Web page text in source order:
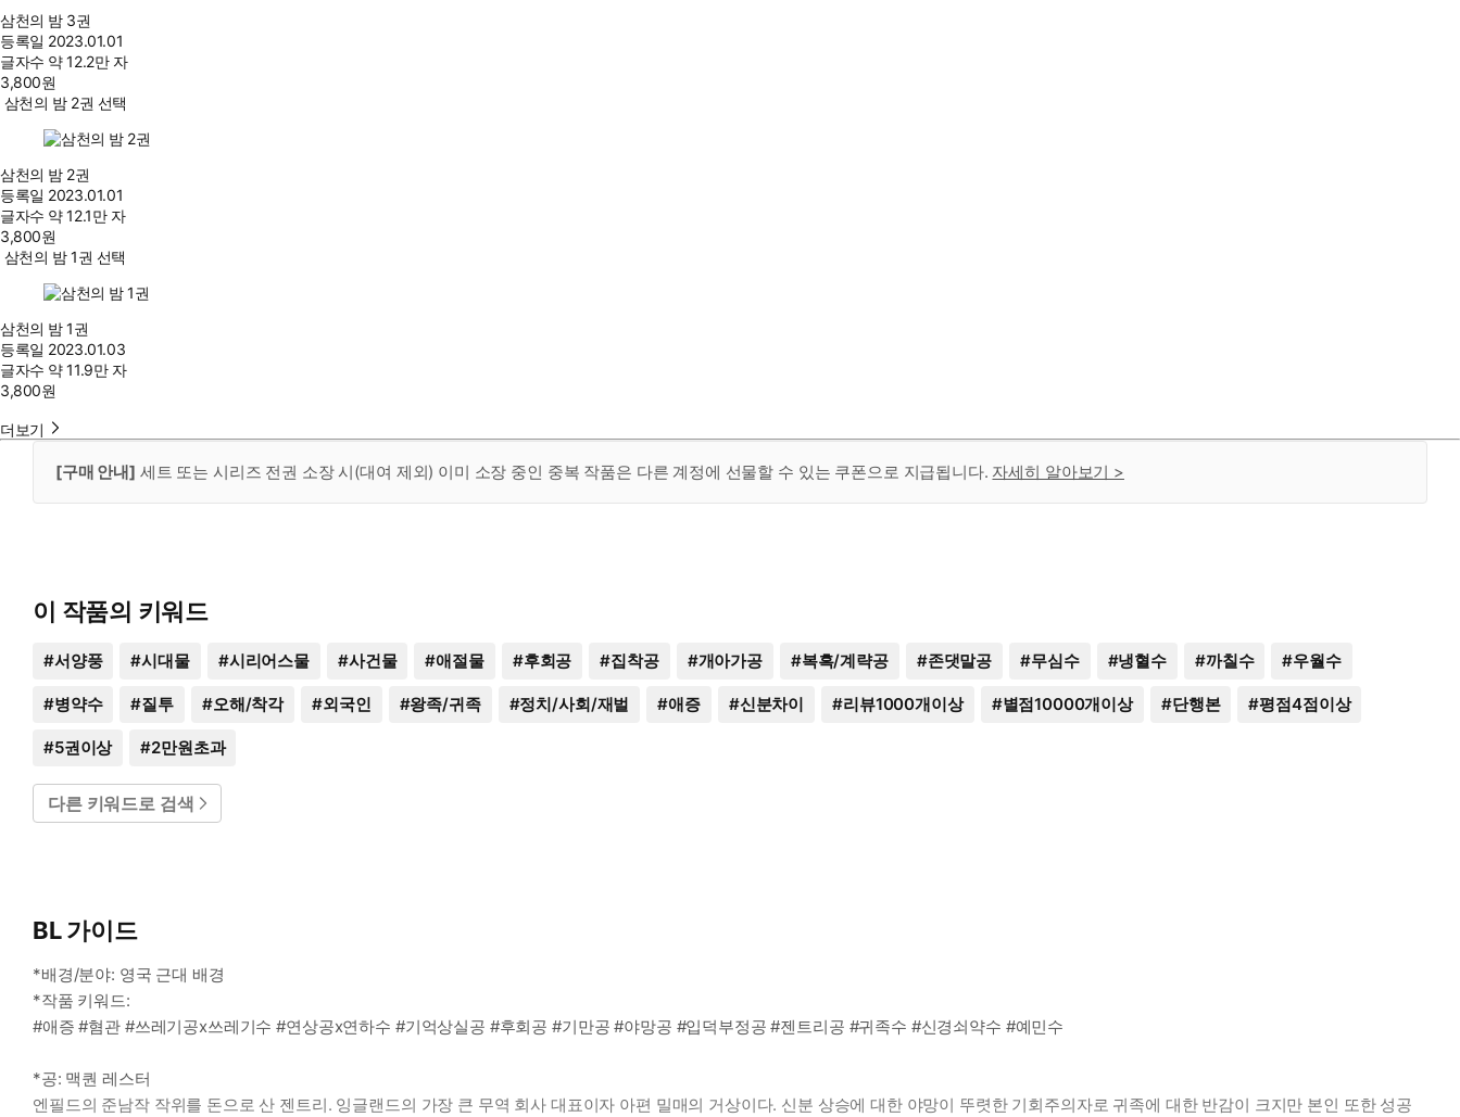
삼천의 밤 3권
등록일 2023.01.01
글자수 약 12.2만 자
3,800원
삼천의 밤 2권 선택
삼천의 밤 2권
등록일 2023.01.01
글자수 약 12.1만 자
3,800원
삼천의 밤 1권 선택
삼천의 밤 1권
등록일 2023.01.03
글자수 약 11.9만 자
3,800원
더보기
[구매 안내] 세트 또는 시리즈 전권 소장 시(대여 제외) 이미 소장 중인 중복 작품은 다른 계정에 선물할 수 있는 쿠폰으로 지급됩니다. 자세히 알아보기 >
이 작품의 키워드
#서양풍 #시대물 #시리어스물 #사건물 #애절물 #후회공 #집착공 #개아가공 #복흑/계략공 #존댓말공 #무심수 #냉혈수 #까칠수 #우월수
#병약수 #질투 #오해/착각 #외국인 #왕족/귀족 #정치/사회/재벌 #애증 #신분차이 #리뷰1000개이상 #별점10000개이상 #단행본 #평점4점이상
#5권이상 #2만원초과
다른 키워드로 검색
BL 가이드
*배경/분야: 영국 근대 배경
*작품 키워드:
#애증 #혐관 #쓰레기공x쓰레기수 #연상공x연하수 #기억상실공 #후회공 #기만공 #야망공 #입덕부정공 #젠트리공 #귀족수 #신경쇠약수 #예민수
*공: 맥퀀 레스터
엔필드의 준남작 작위를 돈으로 산 젠트리. 잉글랜드의 가장 큰 무역 회사 대표이자 아편 밀매의 거상이다. 신분 상승에 대한 야망이 뚜렷한 기회주의자로 귀족에 대한 반감이 크지만 본인 또한 성공